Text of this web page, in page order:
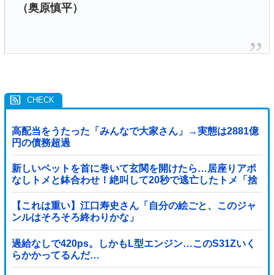
（奥原慎平）
高配当をうたった「みんなで大家さん」→実態は2881億
円の債務超過
新しいペットを首に巻いて玄関を開けたら…居座りアポ
なしトメと鉢合わせ！絶叫して20秒で逃亡したトメ「捨
てないと二度と行ってあげない！」←もう来なくて大丈
夫ですｗ
【これは重い】江口寿史さん「自分の絵ごと、このジャ
ンルはそろそろ終わりかな」
過給なしで420ps。しかもL型エンジン…このS31Zいく
らかかってるんだ…